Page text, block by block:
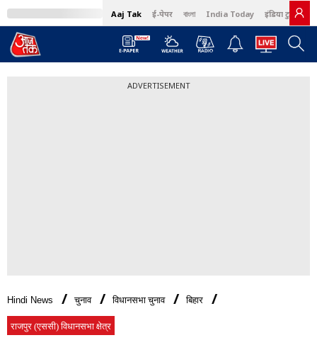
Aaj Tak ई-पेपर বাংলা India Today इंडिया टुडे हिंदी
ADVERTISEMENT
Hindi News चुनाव विधानसभा चुनाव बिहार
राजपुर (एससी) विधानसभा क्षेत्र